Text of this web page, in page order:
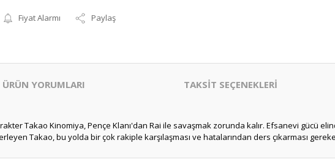
Fiyat Alarmı Paylaş
ÜRÜN YORUMLARI TAKSİT SEÇENEKLERİ
Takao Kinomiya, Pençe Klanı'dan Rai ile savaşmak zorunda kalır. Efsanevi gücü
Takao, bu yolda bir çok rakiple karşılaşması ve hatalarından ders çıkarması